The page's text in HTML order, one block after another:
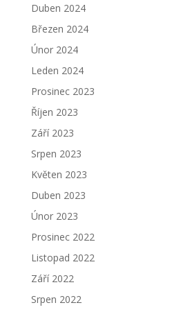
Duben 2024
Březen 2024
Únor 2024
Leden 2024
Prosinec 2023
Říjen 2023
Září 2023
Srpen 2023
Květen 2023
Duben 2023
Únor 2023
Prosinec 2022
Listopad 2022
Září 2022
Srpen 2022